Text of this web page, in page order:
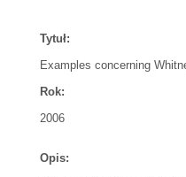
Tytuł:
Examples concerning
Rok:
2006
Opis: